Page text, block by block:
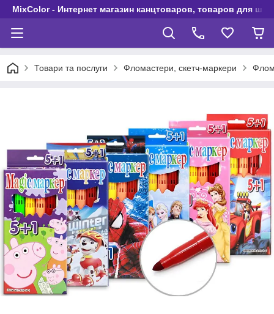
MixColor - Интернет магазин канцтоваров, товаров для
Товари та послуги Фломастери, скетч-маркери